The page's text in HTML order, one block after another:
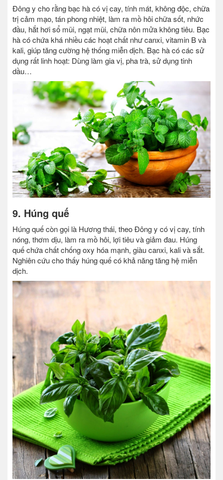
Đông y cho rằng bạc hà có vị cay, tính mát, không độc, chữa
trị cảm mạo, tán phong nhiệt, làm ra mồ hôi chữa sốt, nhức
đầu, hắt hơi sổ mũi, ngạt mũi, chữa nôn mửa không tiêu. Bạc
hà có chứa khá nhiều các hoạt chất như canxi, vitamin B và
kali, giúp tăng cường hệ thống miễn dịch. Bạc hà có các sử
dụng rất linh hoạt: Dùng làm gia vị, pha trà, sử dụng tinh
dầu…
9. Húng quế
Húng quế còn gọi là Hương thái, theo Đông y có vị cay, tính
nóng, thơm dịu, làm ra mồ hôi, lợi tiêu và giảm đau. Húng
quế chứa chất chống oxy hóa mạnh, giàu canxi, kali và sắt.
Nghiên cứu cho thấy húng quế có khả năng tăng hệ miễn
dịch.